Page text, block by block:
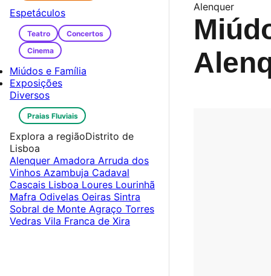
Alenquer
Espetáculos
Teatro
Concertos
Cinema
Miúdos e Família
Exposições
Diversos
Praias Fluviais
Explora a regiãoDistrito de
Lisboa
Alenquer Amadora Arruda dos
Vinhos Azambuja Cadaval
Cascais Lisboa Loures Lourinhã
Mafra Odivelas Oeiras Sintra
Sobral de Monte Agraço Torres
Vedras Vila Franca de Xira